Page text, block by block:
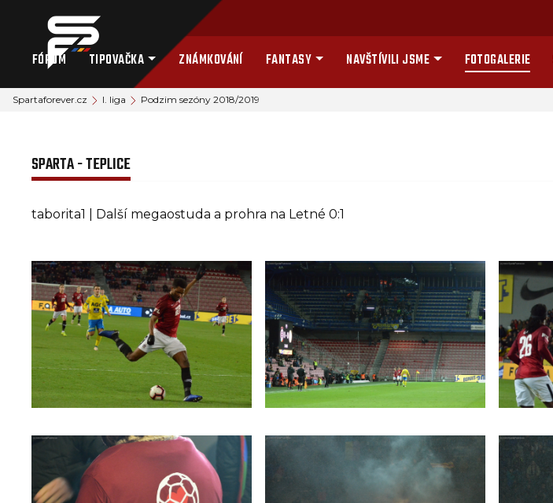
FÓRUM TIPOVAČKA ZNÁMKOVÁNÍ FANTASY NAVŠTÍVILI JSME FOTOGALERIE
Spartaforever.cz I. liga Podzim sezóny 2018/2019
SPARTA - TEPLICE
taborita1 | Další megaostuda a prohra na Letné 0:1